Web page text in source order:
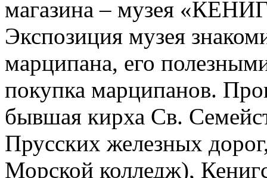
магазина – музея
Экспозиция музея
марципана, его
покупка марципанов.
бывшая кирха Св.
Прусских железных
Морской колледж),